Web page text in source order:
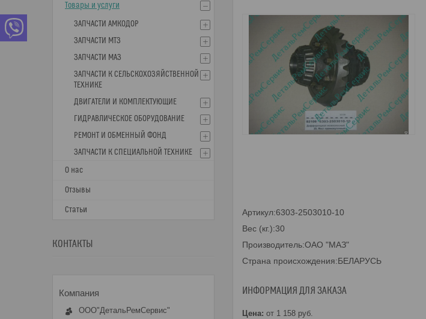
Артикул:6303-2503010-10
Вес (кг.):30
Производитель:ОАО "МАЗ"
Страна происхождения:БЕЛАРУСЬ
ИНФОРМАЦИЯ ДЛЯ ЗАКАЗА
Цена: от 1 158 руб.
Товары и услуги
ЗАПЧАСТИ АМКОДОР
ЗАПЧАСТИ МТЗ
ЗАПЧАСТИ МАЗ
ЗАПЧАСТИ К СЕЛЬСКОХОЗЯЙСТВЕННОЙ
ТЕХНИКЕ
ДВИГАТЕЛИ И КОМПЛЕКТУЮЩИЕ
ГИДРАВЛИЧЕСКОЕ ОБОРУДОВАНИЕ
РЕМОНТ И ОБМЕННЫЙ ФОНД
ЗАПЧАСТИ К СПЕЦИАЛЬНОЙ ТЕХНИКЕ
О нас
Отзывы
Статьи
КОНТАКТЫ
ООО"ДетальРемСервис"